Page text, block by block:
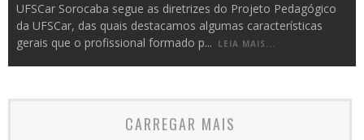
UFSCar Sorocaba segue as diretrizes do Projeto Pedagógico
da UFSCar, das quais destacamos algumas características
gerais que o profissional formado p... LEIA MAIS...
CARREGAR MAIS